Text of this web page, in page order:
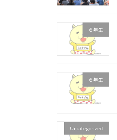
６年生
６年生
Uncategorized